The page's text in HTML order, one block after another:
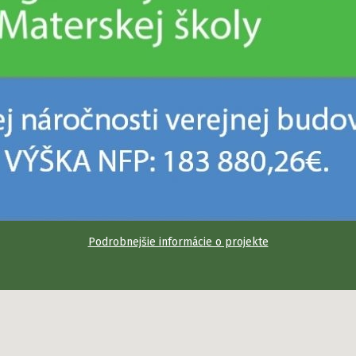
Podrobnejšie informácie o projekte